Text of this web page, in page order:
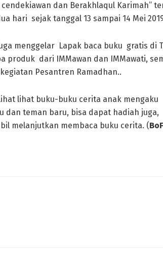
dan Berakhlaqul Karimah”
hari sejak tanggal 13 sampai 14 Mei
menggelar Lapak baca buku gratis di
produk dari IMMawan dan IMMawati,
Pesantren Ramadhan..
lihat buku-buku cerita anak mengaku
dan teman baru, bisa dapat hadiah juga,
melanjutkan membaca buku cerita. (BoF